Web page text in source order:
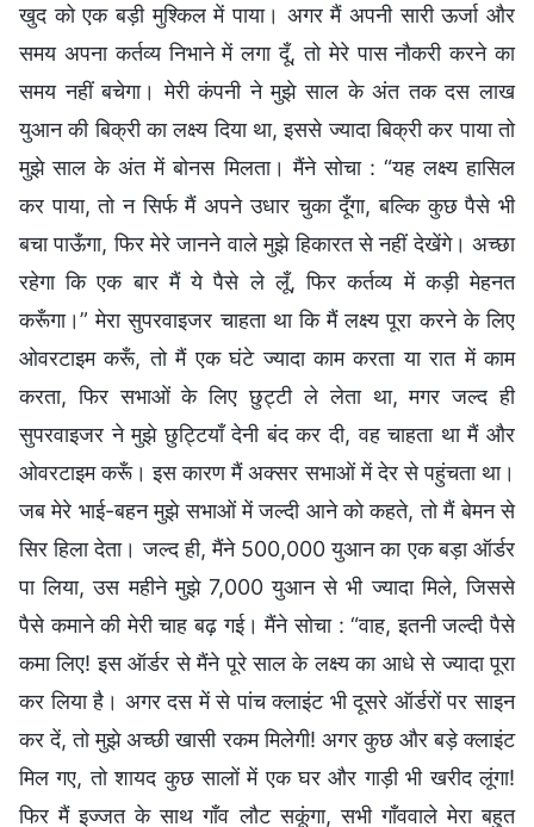
खुद को एक बड़ी मुश्किल में पाया। अगर मैं अपनी सारी ऊर्जा और
समय अपना कर्तव्य निभाने में लगा दूँ, तो मेरे पास नौकरी करने का
समय नहीं बचेगा। मेरी कंपनी ने मुझे साल के अंत तक दस लाख
युआन की बिक्री का लक्ष्य दिया था, इससे ज्यादा बिक्री कर पाया तो
मुझे साल के अंत में बोनस मिलता। मैंने सोचा : “यह लक्ष्य हासिल
कर पाया, तो न सिर्फ मैं अपने उधार चुका दूँगा, बल्कि कुछ पैसे भी
बचा पाऊँगा, फिर मेरे जानने वाले मुझे हिकारत से नहीं देखेंगे। अच्छा
रहेगा कि एक बार मैं ये पैसे ले लूँ, फिर कर्तव्य में कड़ी मेहनत
करूँगा।” मेरा सुपरवाइजर चाहता था कि मैं लक्ष्य पूरा करने के लिए
ओवरटाइम करूँ, तो मैं एक घंटे ज्यादा काम करता या रात में काम
करता, फिर सभाओं के लिए छुट्टी ले लेता था, मगर जल्द ही
सुपरवाइजर ने मुझे छुट्टियाँ देनी बंद कर दी, वह चाहता था मैं और
ओवरटाइम करूँ। इस कारण मैं अक्सर सभाओं में देर से पहुंचता था।
जब मेरे भाई-बहन मुझे सभाओं में जल्दी आने को कहते, तो मैं बेमन से
सिर हिला देता। जल्द ही, मैंने 500,000 युआन का एक बड़ा ऑर्डर
पा लिया, उस महीने मुझे 7,000 युआन से भी ज्यादा मिले, जिससे
पैसे कमाने की मेरी चाह बढ़ गई। मैंने सोचा : “वाह, इतनी जल्दी पैसे
कमा लिए! इस ऑर्डर से मैंने पूरे साल के लक्ष्य का आधे से ज्यादा पूरा
कर लिया है। अगर दस में से पांच क्लाइंट भी दूसरे ऑर्डरों पर साइन
कर दें, तो मुझे अच्छी खासी रकम मिलेगी! अगर कुछ और बड़े क्लाइंट
मिल गए, तो शायद कुछ सालों में एक घर और गाड़ी भी खरीद लूंगा!
फिर मैं इज्जत के साथ गाँव लौट सकूंगा, सभी गाँववाले मेरा बहुत